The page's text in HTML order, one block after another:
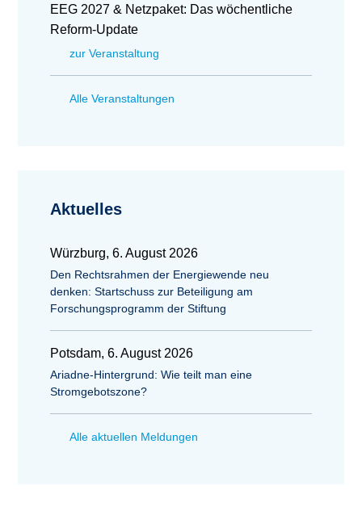
EEG 2027 & Netzpaket: Das wöchentliche
Reform-Update
zur Veranstaltung
Alle Veranstaltungen
Aktuelles
Würzburg, 6. August 2026
Den Rechtsrahmen der Energiewende neu
denken: Startschuss zur Beteiligung am
Forschungsprogramm der Stiftung
Potsdam, 6. August 2026
Ariadne-Hintergrund: Wie teilt man eine
Stromgebotszone?
Alle aktuellen Meldungen